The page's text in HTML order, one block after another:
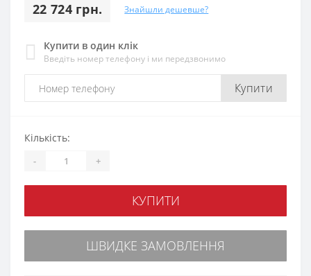
22 724 грн. Знайшли дешевше?
Купити в один клік
Введіть номер телефону і ми передзвонимо
Купити
Кількість:
- +
КУПИТИ
ШВИДКЕ ЗАМОВЛЕННЯ